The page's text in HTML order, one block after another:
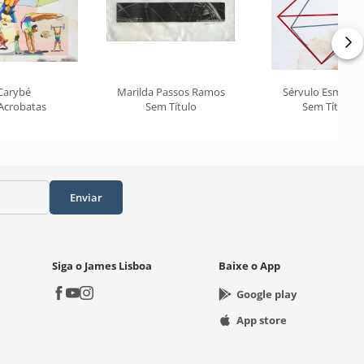
Marilda Passos Ramos
Sem Título
Sérvulo
Sem Título
Enviar
Siga o James Lisboa
Baixe o App
Google play
App store